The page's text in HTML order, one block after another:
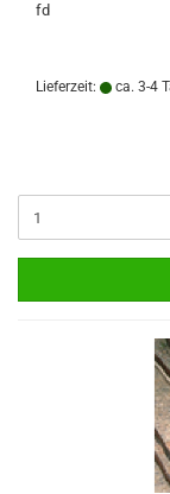
fd
Lieferzeit: ca. 3-4